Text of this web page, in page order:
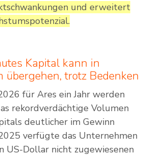
und erweitert
Kapital kann in
trotz Bedenken
für Ares ein Jahr werden
rekordverdächtige Volumen
deutlicher im Gewinn
verfügte das Unternehmen
US-Dollar nicht zugewiesenen